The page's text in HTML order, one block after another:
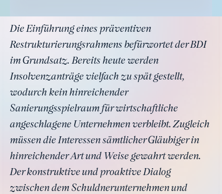
Die Einführung eines präventiven
Restrukturierungsrahmens befürwortet der BDI
im Grundsatz. Bereits heute werden
Insolvenzanträge vielfach zu spät gestellt,
wodurch kein hinreichender
Sanierungsspielraum für wirtschaftliche
angeschlagene Unternehmen verbleibt. Zugleich
müssen die Interessen sämtlicher Gläubiger in
hinreichender Art und Weise gewahrt werden.
Der konstruktive und proaktive Dialog
zwischen dem Schuldnerunternehmen und